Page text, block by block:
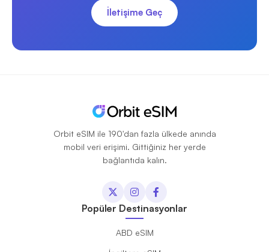
İletişime Geç
Orbit eSIM ile 190'dan fazla ülkede anında
mobil veri erişimi. Gittiğiniz her yerde
bağlantıda kalın.
Popüler Destinasyonlar
ABD eSIM